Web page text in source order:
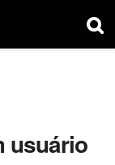
usuário